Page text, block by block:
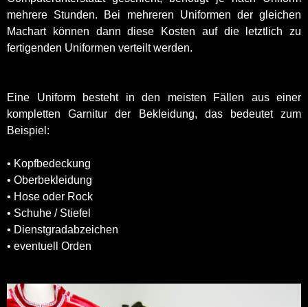
mehrere Stunden. Bei mehreren Uniformen der gleichen
Machart können dann diese Kosten auf die letztlich zu
fertigenden Uniformen verteilt werden.
Eine Uniform besteht in den meisten Fällen aus einer
kompletten Garnitur der Bekleidung, das bedeutet zum
Beispiel:
• Kopfbedeckung
• Oberbekleidung
• Hose oder Rock
• Schuhe / Stiefel
• Dienstgradabzeichen
• eventuell Orden